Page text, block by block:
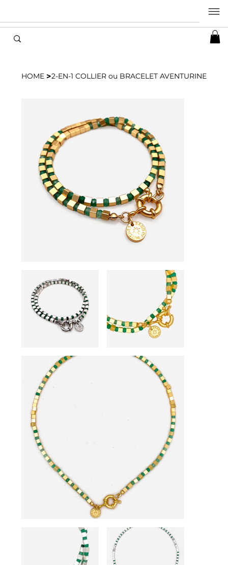
HOME >2-EN-1 COLLIER ou BRACELET AVENTURINE